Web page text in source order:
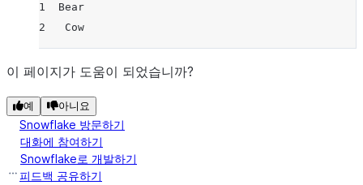
1  Bear
2   Cow
이 페이지가 도움이 되었습니까?
예 아니요
Snowflake 방문하기
대화에 참여하기
Snowflake로 개발하기
피드백 공유하기